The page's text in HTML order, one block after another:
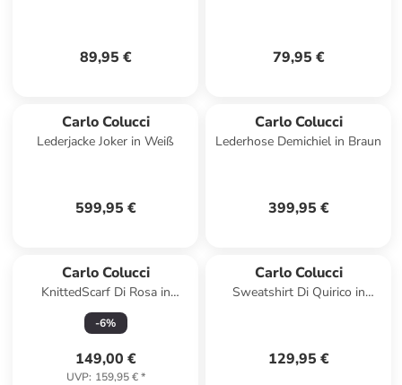
89,95 € 79,95 €
Carlo Colucci
Lederjacke Joker in Weiß
599,95 €
Carlo Colucci
Lederhose Demichiel in Braun
399,95 €
Carlo Colucci
KnittedScarf Di Rosa in
Schwarz
-6%
149,00 €
UVP: 159,95 €*
Carlo Colucci
Sweatshirt Di Quirico in
129,95 €